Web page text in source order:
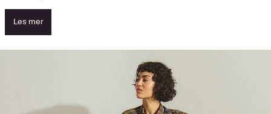
Les mer
Se nyhetene og oppdag høydepunktene